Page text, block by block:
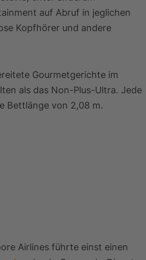
auf Abruf in jeglichen
Kopfhörer und andere
Gourmetgerichte im
als das Non-Plus-Ultra. Jede
Bettlänge von 2,08 m.
Airlines führte einst einen